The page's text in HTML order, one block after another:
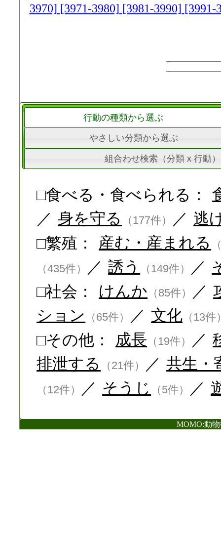
3970] [3971-3980] [3981-3990] [3991-
行動の種類から選ぶ
やさしい分類から選ぶ
組合わせ検索（分類 x 行動）
□食べる・食べられる：
／ 身を守る （177件） ／ 逃
□繁殖：
産む・産まれる
（435件）
／ 誘う （149件） ／
□社会：
けんか （85件） ／
ション
（65件） ／ 文化 （13件
□その他： 成長 （19件） ／
排泄する
（21件） ／ 共生・
（12件） ／ そうじ （5件） ／
MOMO:動